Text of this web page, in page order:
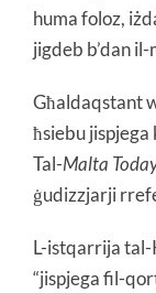
huma foloz,
jigdeb b’dan il-
Għaldaqstant
ħsiebu
Tal-Malta
ġudizzjarji
L-istqarrija tal-
“jispjega fil-